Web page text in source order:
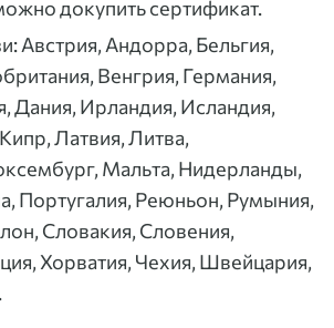
докупить сертификат.
Австрия, Андорра, Бельгия,
Венгрия, Германия,
Дания, Ирландия, Исландия,
Латвия, Литва,
Мальта, Нидерланды,
Португалия, Реюньон, Румыния,
Словакия, Словения,
Хорватия, Чехия, Швейцария,